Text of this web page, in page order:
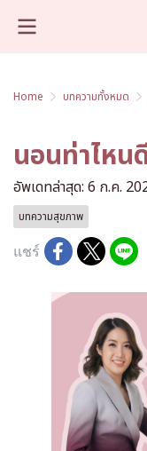
Home บทความทั้งหมด
นอนท่าไหน
อัพเดทล่าสุด: 6 ก.ค.
บทความสุขภาพ
แชร์